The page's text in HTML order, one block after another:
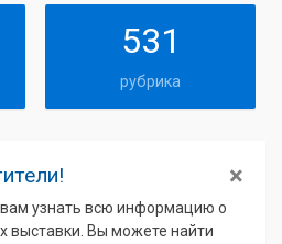
531
рубрика
×
вам узнать всю информацию о
выставки. Вы можете найти